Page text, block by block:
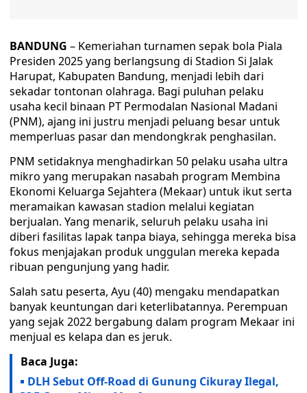
BANDUNG – Kemeriahan turnamen sepak bola Piala
Presiden 2025 yang berlangsung di Stadion Si Jalak
Harupat, Kabupaten Bandung, menjadi lebih dari
sekadar tontonan olahraga. Bagi puluhan pelaku
usaha kecil binaan PT Permodalan Nasional Madani
(PNM), ajang ini justru menjadi peluang besar untuk
memperluas pasar dan mendongkrak penghasilan.
PNM setidaknya menghadirkan 50 pelaku usaha ultra
mikro yang merupakan nasabah program Membina
Ekonomi Keluarga Sejahtera (Mekaar) untuk ikut serta
meramaikan kawasan stadion melalui kegiatan
berjualan. Yang menarik, seluruh pelaku usaha ini
diberi fasilitas lapak tanpa biaya, sehingga mereka bisa
fokus menjajakan produk unggulan mereka kepada
ribuan pengunjung yang hadir.
Salah satu peserta, Ayu (40) mengaku mendapatkan
banyak keuntungan dari keterlibatannya. Perempuan
yang sejak 2022 bergabung dalam program Mekaar ini
menjual es kelapa dan es jeruk.
Baca Juga:
DLH Sebut Off-Road di Gunung Cikuray Ilegal,